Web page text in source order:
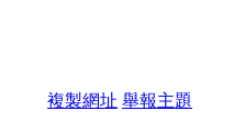
複製網址 舉報主題